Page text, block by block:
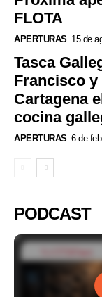
FLOTA
APERTURAS 15 de
Tasca
Francisco
Cartagena
cocina
APERTURAS 6 de
PODCAST